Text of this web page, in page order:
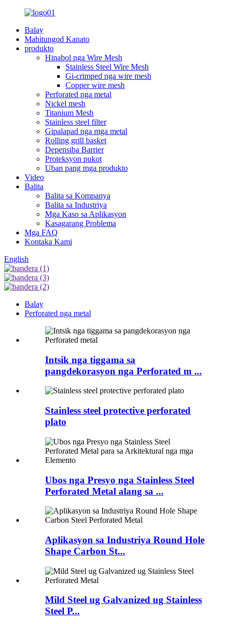
Balay
Mahitungod Kanato
produkto
Hinabol nga Wire Mesh
Stainless Steel Wire Mesh
Gi-crimped nga wire mesh
Copper wire mesh
Perforated nga metal
Nickel mesh
Titanium Mesh
Stainless steel filter
Gipalapad nga mga metal
Rolling grill basket
Depensiba Barrier
Proteksyon pukot
Uban pang mga produkto
Video
Balita
Balita sa Kompanya
Balita sa Industriya
Mga Kaso sa Aplikasyon
Kasagarang Problema
Mga FAQ
Kontaka Kami
English
Balay
Perforated nga metal
Intsik nga tiggama sa
pangdekorasyon nga Perforated m ...
Stainless steel protective perforated
plato
Ubos nga Presyo nga Stainless Steel
Perforated Metal alang sa ...
Aplikasyon sa Industriya Round Hole
Shape Carbon St...
Mild Steel ug Galvanized ug Stainless
Steel P...